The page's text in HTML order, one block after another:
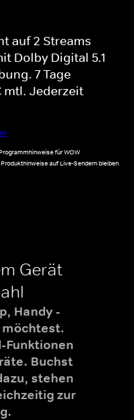
auf 2 Streams
Dolby Digital 5.1
7 Tage
mtl. Jederzeit
für WOW
auf Live-Sendern bleiben
Gerät
Handy -
Funktionen
Buchst
stehen
zur